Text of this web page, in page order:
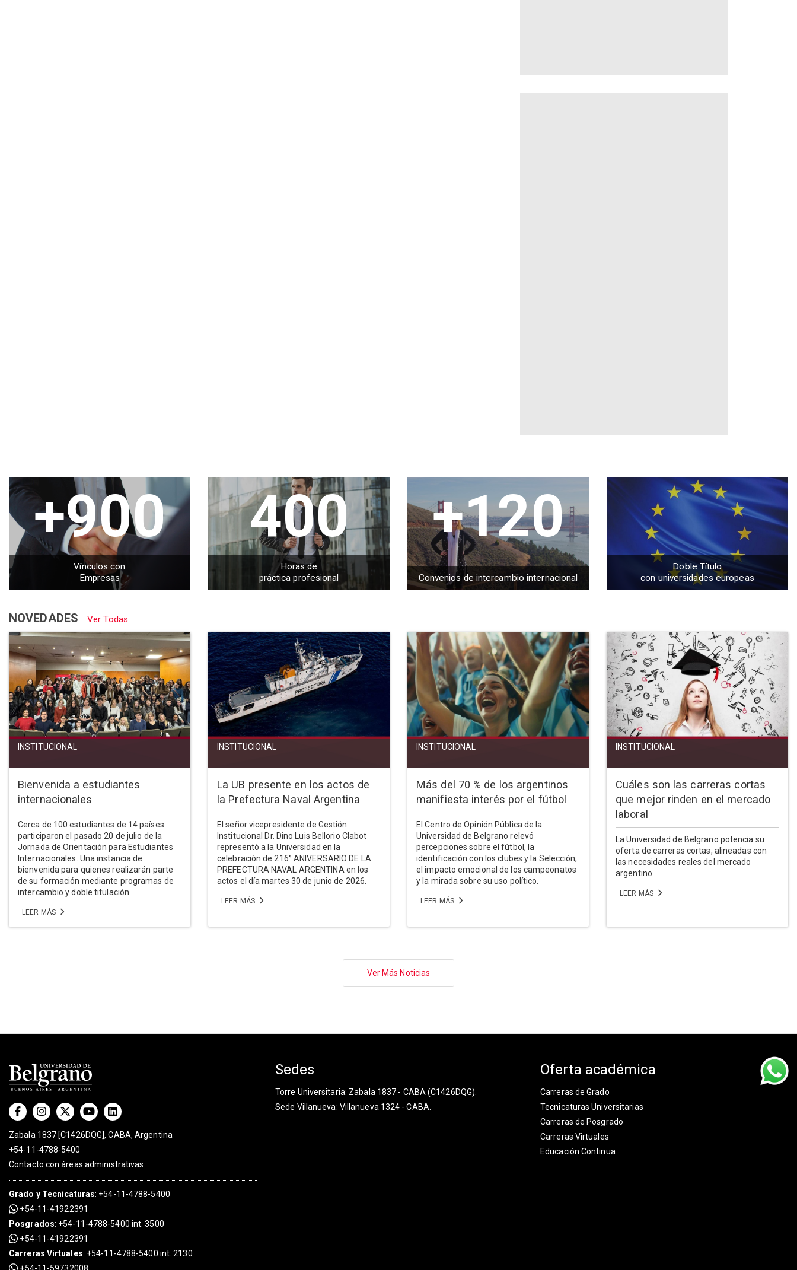
+900
Vínculos con
Empresas
400
Horas de
práctica profesional
+120
Convenios de intercambio internacional
Doble Título
con universidades europeas
NOVEDADES Ver Todas
INSTITUCIONAL
Bienvenida a estudiantes
internacionales
Cerca de 100 estudiantes de 14 países
participaron el pasado 20 de julio de la
Jornada de Orientación para Estudiantes
Internacionales. Una instancia de
bienvenida para quienes realizarán parte
de su formación mediante programas de
intercambio y doble titulación.
LEER MÁS
INSTITUCIONAL
La UB presente en los actos de
la Prefectura Naval Argentina
El señor vicepresidente de Gestión
Institucional Dr. Dino Luis Bellorio Clabot
representó a la Universidad en la
celebración de 216° ANIVERSARIO DE LA
PREFECTURA NAVAL ARGENTINA en los
actos el día martes 30 de junio de 2026.
LEER MÁS
INSTITUCIONAL
Más del 70 % de los argentinos
manifiesta interés por el fútbol
El Centro de Opinión Pública de la
Universidad de Belgrano relevó
percepciones sobre el fútbol, la
identificación con los clubes y la Selección,
el impacto emocional de los campeonatos
y la mirada sobre su uso político.
LEER MÁS
INSTITUCIONAL
Cuáles son las carreras cortas
que mejor rinden en el mercado
laboral
La Universidad de Belgrano potencia su
oferta de carreras cortas, alineadas con
las necesidades reales del mercado
argentino.
LEER MÁS
Ver Más Noticias
Zabala 1837 [C1426DQG], CABA, Argentina
+54-11-4788-5400
Contacto con áreas administrativas
Grado y Tecnicaturas: +54-11-4788-5400
+54-11-41922391
Posgrados: +54-11-4788-5400 int. 3500
+54-11-41922391
Carreras Virtuales: +54-11-4788-5400 int. 2130
Sedes
Torre Universitaria: Zabala 1837 - CABA (C1426DQG).
Sede Villanueva: Villanueva 1324 - CABA.
Oferta académica
Carreras de Grado
Tecnicaturas Universitarias
Carreras de Posgrado
Carreras Virtuales
Educación Continua